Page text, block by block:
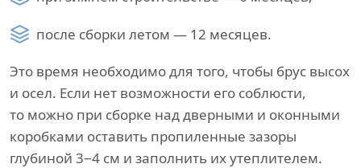
после сборки летом — 12 месяцев.
Это время необходимо для того, чтобы брус высох
и осел. Если нет возможности его соблюсти,
то можно при сборке над дверными и оконными
коробками оставить пропиленные зазоры
глубиной 3−4 см и заполнить их утеплителем.